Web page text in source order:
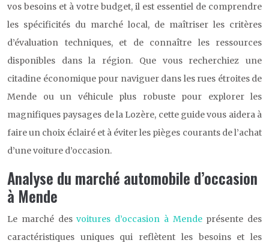
vos besoins et à votre budget, il est essentiel de comprendre
les spécificités du marché local, de maîtriser les critères
d’évaluation techniques, et de connaître les ressources
disponibles dans la région. Que vous recherchiez une
citadine économique pour naviguer dans les rues étroites de
Mende ou un véhicule plus robuste pour explorer les
magnifiques paysages de la Lozère, cette guide vous aidera à
faire un choix éclairé et à éviter les pièges courants de l’achat
d’une voiture d’occasion.
Analyse du marché automobile d’occasion
à Mende
Le marché desvoitures d’occasion à Mendeprésente des
caractéristiques uniques qui reflètent les besoins et les